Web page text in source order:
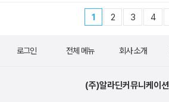
1 2 3 4
로그인 전체 메뉴 회사 소개
(주)알라딘커뮤니케이션